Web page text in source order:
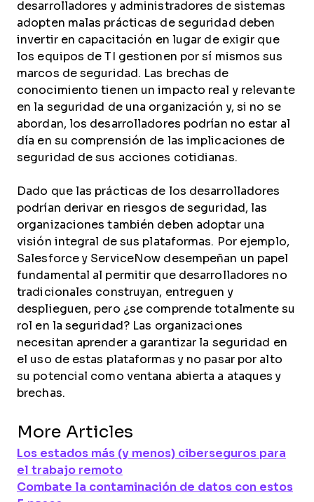
desarrolladores y administradores de sistemas
adopten malas prácticas de seguridad deben
invertir en capacitación en lugar de exigir que
los equipos de TI gestionen por sí mismos sus
marcos de seguridad. Las brechas de
conocimiento tienen un impacto real y relevante
en la seguridad de una organización y, si no se
abordan, los desarrolladores podrían no estar al
día en su comprensión de las implicaciones de
seguridad de sus acciones cotidianas.
Dado que las prácticas de los desarrolladores
podrían derivar en riesgos de seguridad, las
organizaciones también deben adoptar una
visión integral de sus plataformas. Por ejemplo,
Salesforce y ServiceNow desempeñan un papel
fundamental al permitir que desarrolladores no
tradicionales construyan, entreguen y
desplieguen, pero ¿se comprende totalmente su
rol en la seguridad? Las organizaciones
necesitan aprender a garantizar la seguridad en
el uso de estas plataformas y no pasar por alto
su potencial como ventana abierta a ataques y
brechas.
More Articles
Los estados más (y menos) ciberseguros para
el trabajo remoto
Combate la contaminación de datos con estos